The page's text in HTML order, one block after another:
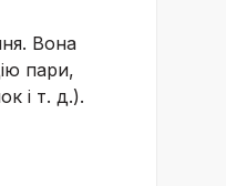
Вона
пари,
і т. д.).